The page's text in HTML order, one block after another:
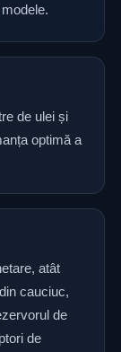
de ulei și
optimă a
atât
cauciuc,
de
de